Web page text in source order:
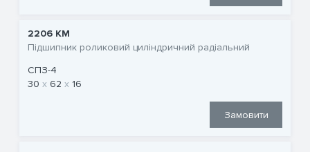
2206 КМ
Підшипник роликовий циліндричний радіальний
СПЗ-4
30
62 16
Замовити